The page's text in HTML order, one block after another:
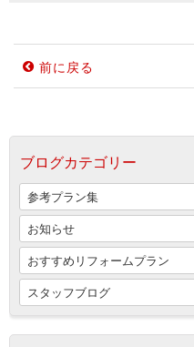
前に戻る
ブログカテゴリー
参考プラン集
お知らせ
おすすめリフォームプラン
スタッフブログ